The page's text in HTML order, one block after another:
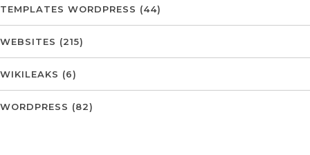
TEMPLATES WORDPRESS (44)
WEBSITES (215)
WIKILEAKS (6)
WORDPRESS (82)